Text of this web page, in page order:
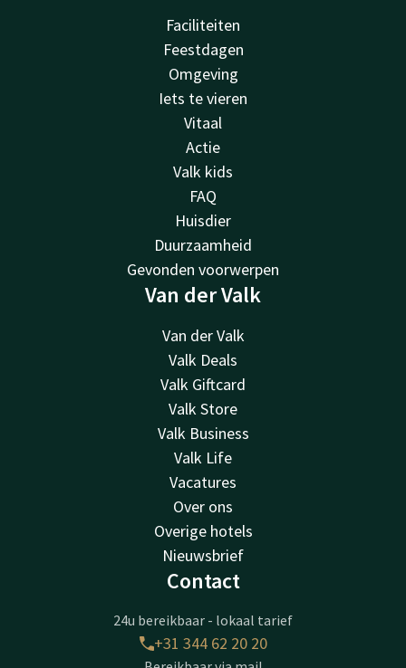
Faciliteiten
Feestdagen
Omgeving
Iets te vieren
Vitaal
Actie
Valk kids
FAQ
Huisdier
Duurzaamheid
Gevonden voorwerpen
Van der Valk
Van der Valk
Valk Deals
Valk Giftcard
Valk Store
Valk Business
Valk Life
Vacatures
Over ons
Overige hotels
Nieuwsbrief
Contact
24u bereikbaar - lokaal tarief
+31 344 62 20 20